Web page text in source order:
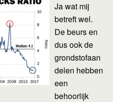
Ja wat mij
betreft wel.
De beurs en
dus ook de
grondstofaan
delen hebben
een
behoorlijk